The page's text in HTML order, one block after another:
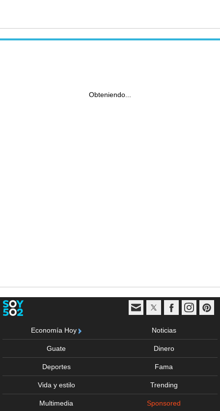
Obteniendo...
Economía Hoy Noticias
Guate Dinero
Deportes Fama
Vida y estilo Trending
Multimedia Sponsored